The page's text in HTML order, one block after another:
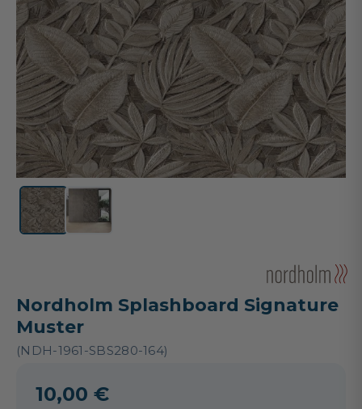
Nordholm Splashboard Signature
Muster
(NDH-1961-SBS280-164)
10,00 €